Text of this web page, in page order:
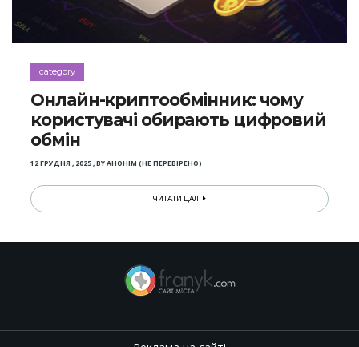
category
Онлайн-криптообмінник: чому
користувачі обирають цифровий
обмін
12 ГРУДНЯ , 2025,BYАНОНІМ (НЕ ПЕРЕВІРЕНО)
ЧИТАТИ ДАЛІ